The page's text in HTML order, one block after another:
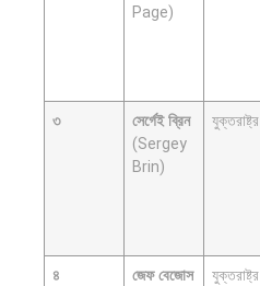
বৈশ্বিক
অর্থব্যবস্থা,
আইএমএফ-
ইসলামী
Page)
৩
সের্গেই ব্রিন
(Sergey
Brin)
যুক্তরাষ্ট্র
৪
জেফ বেজোস
যুক্তরাষ্ট্র